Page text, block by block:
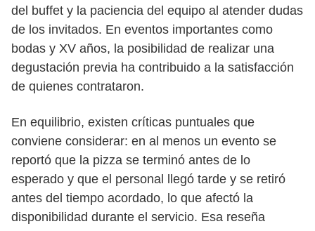
del buffet y la paciencia del equipo al atender dudas
de los invitados. En eventos importantes como
bodas y XV años, la posibilidad de realizar una
degustación previa ha contribuido a la satisfacción
de quienes contrataron.
En equilibrio, existen críticas puntuales que
conviene considerar: en al menos un evento se
reportó que la pizza se terminó antes de lo
esperado y que el personal llegó tarde y se retiró
antes del tiempo acordado, lo que afectó la
disponibilidad durante el servicio. Esa reseña